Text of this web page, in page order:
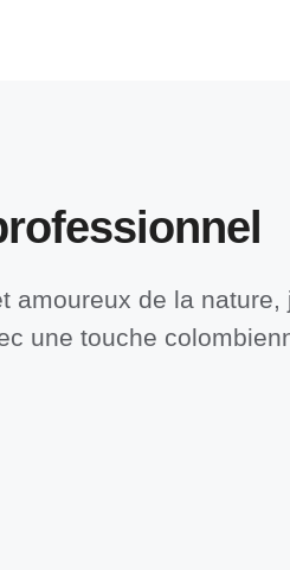
amoureux de la nature,
une touche